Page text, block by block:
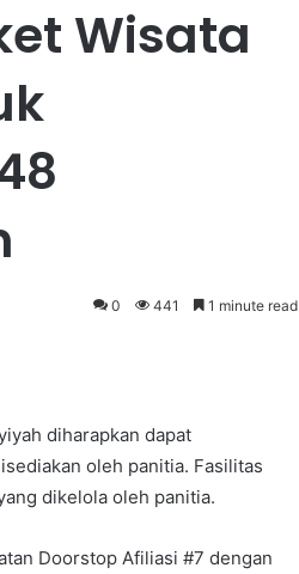
Wisata
0 441 1 minute read
diharapkan dapat
oleh panitia. Fasilitas
dikelola oleh panitia.
Doorstop Afiliasi #7 dengan